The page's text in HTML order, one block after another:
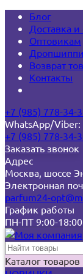
Блог
Доставка и
Оптовикам
Возврат
Контакты
+7 (985) 778-34-
WhatsApp/Viber:
+7 (985) 778-34-
Заказать звонок
Адрес
Москва, шоссе
Электронная
parfum24-
График работы
ПН-ПТ 9:00-18:00
Каталог товаров